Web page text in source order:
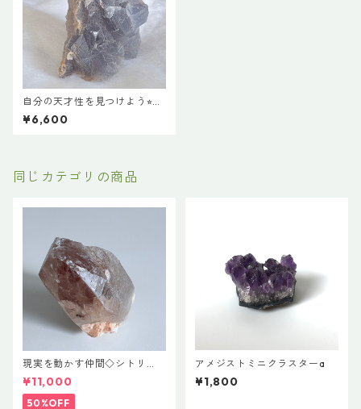
自分の天才性を見つけよう⭐︎フ
ローライト原石
¥6,600
同じカテゴリの商品
現実を動かす仲間◇シトリ
ン・カテドラル
¥11,000
50%OFF
アメジストミニクラスターa
¥1,800